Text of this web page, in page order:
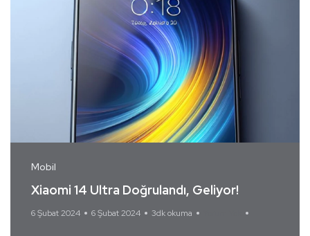
Mobil
Xiaomi 14 Ultra Doğrulandı, Geliyor!
6 Şubat 2024 6 Şubat 2024 3dk okuma